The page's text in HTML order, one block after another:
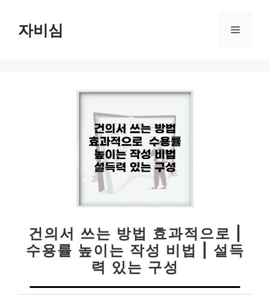
자비심 메
건의서 쓰는 방법 효과적으로 |
수용률 높이는 작성 비법 | 설득
력 있는 구성